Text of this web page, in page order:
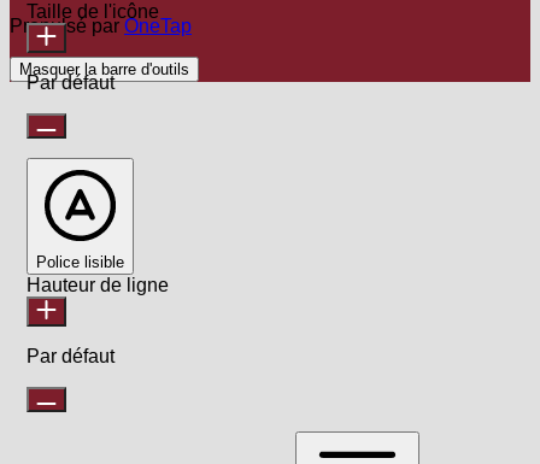
Propulsé par OneTap
Masquer la barre d'outils
Taille de l'icône
Par défaut
Police lisible
Hauteur de ligne
Par défaut